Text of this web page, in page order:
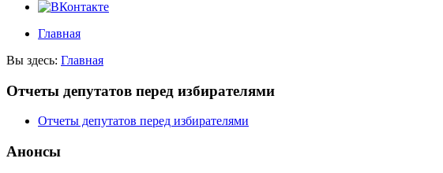
Главная
Вы здесь: Главная
Отчеты депутатов перед избирателями
Отчеты депутатов перед избирателями
Анонсы